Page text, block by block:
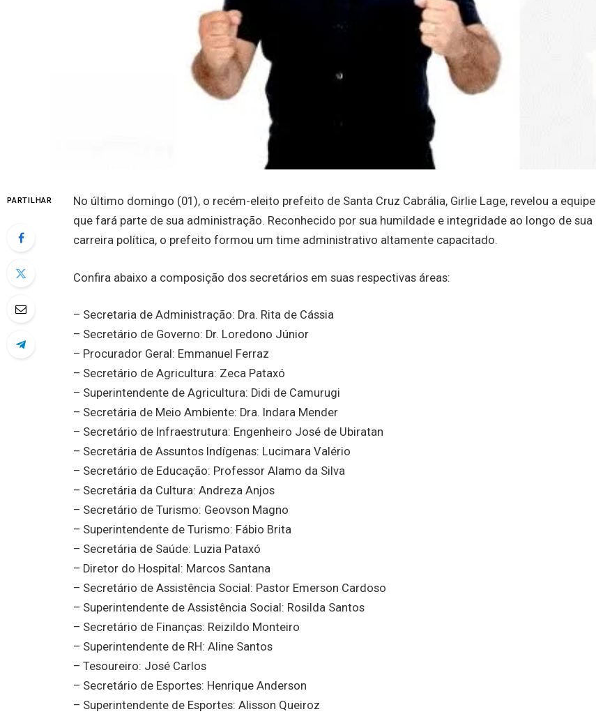
PARTILHAR
No último domingo (01), o recém-eleito prefeito de Santa Cruz Cabrália, Girlie Lage, revelou a equipe
que fará parte de sua administração. Reconhecido por sua humildade e integridade ao longo de sua
carreira política, o prefeito formou um time administrativo altamente capacitado.
Confira abaixo a composição dos secretários em suas respectivas áreas:
– Secretaria de Administração: Dra. Rita de Cássia
– Secretário de Governo: Dr. Loredono Júnior
– Procurador Geral: Emmanuel Ferraz
– Secretário de Agricultura: Zeca Pataxó
– Superintendente de Agricultura: Didi de Camurugi
– Secretária de Meio Ambiente: Dra. Indara Mender
– Secretário de Infraestrutura: Engenheiro José de Ubiratan
– Secretária de Assuntos Indígenas: Lucimara Valério
– Secretário de Educação: Professor Alamo da Silva
– Secretária da Cultura: Andreza Anjos
– Secretário de Turismo: Geovson Magno
– Superintendente de Turismo: Fábio Brita
– Secretária de Saúde: Luzia Pataxó
– Diretor do Hospital: Marcos Santana
– Secretário de Assistência Social: Pastor Emerson Cardoso
– Superintendente de Assistência Social: Rosilda Santos
– Secretário de Finanças: Reizildo Monteiro
– Superintendente de RH: Aline Santos
– Tesoureiro: José Carlos
– Secretário de Esportes: Henrique Anderson
– Superintendente de Esportes: Alisson Queiroz